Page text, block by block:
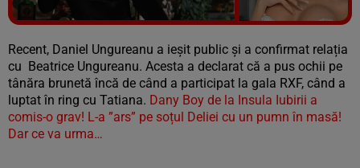
Vezi galeria foto
12 poze
Recent, Daniel Ungureanu a ieșit public și a confirmat relația
cu Beatrice Ungureanu. Acesta a declarat că a pus ochii pe
tânăra brunetă încă de când a participat la gala RXF, când a
luptat în ring cu Tatiana. Dany Boy de la Insula Iubirii a
comis-o grav! L-a ”ars” pe soțul Deliei cu un pumn în masă!
Dar ce va urma…